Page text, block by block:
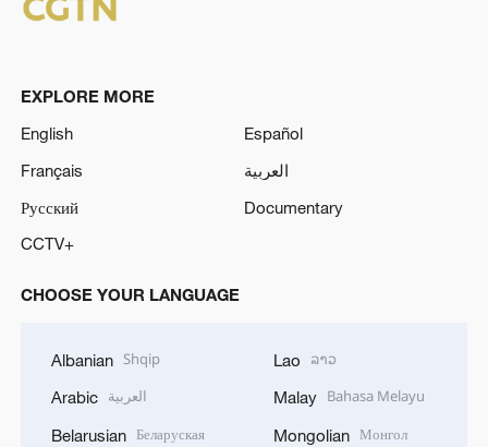
EXPLORE MORE
English
Español
Français
العربية
Русский
Documentary
CCTV+
CHOOSE YOUR LANGUAGE
Albanian Shqip
Arabic العربية
Belarusian Беларуская
Lao ລາວ
Malay Bahasa Melayu
Mongolian Монгол